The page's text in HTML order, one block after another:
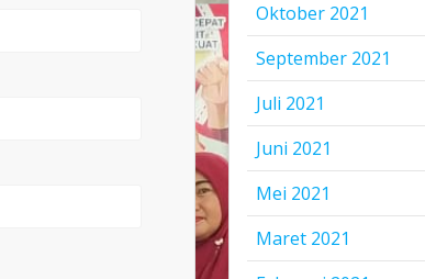
Oktober 2021
September 2021
Juli 2021
Juni 2021
Mei 2021
Maret 2021